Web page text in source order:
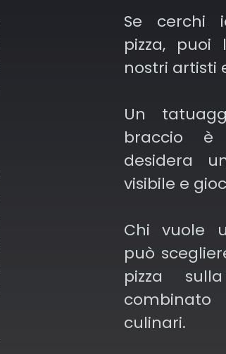
Se cerchi
pizza, puoi
nostri artisti
Un
braccio
desidera
visibile e
Chi vuole
può
pizza
culinari.